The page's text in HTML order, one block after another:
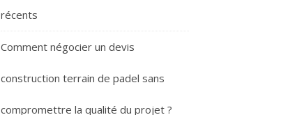
récents
Comment négocier un devis
construction terrain de padel sans
compromettre la qualité du projet ?